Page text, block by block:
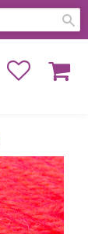
Favoriter